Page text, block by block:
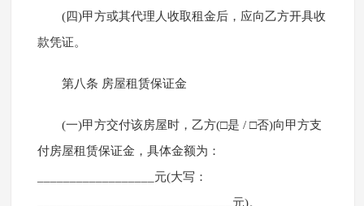
(四)甲方或其代理人收取租金后，应向乙方开具收
款凭证。
第八条 房屋租赁保证金
(一)甲方交付该房屋时，乙方(□是 / □否)向甲方支
付房屋租赁保证金，具体金额为：
__________________元(大写：
______________________________元)。